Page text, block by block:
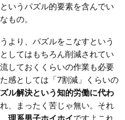
いうパズル的要素を含んでい
もの。
より、パズルをこなすという
してはもちろん削減されてい
しておくくらいの作業も必要
感としては「7割減」くらいの
ル解決という知的労働に代わ
、まったく苦じゃ無い。それ